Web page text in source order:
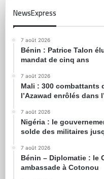
NewsExpress
7 août 2026
Bénin : Patrice Talon
mandat de cinq ans
7 août 2026
Mali : 300 combattants
l’Azawad enrôlés dans
7 août 2026
Nigéria : le
solde des militaires
7 août 2026
Bénin – Diplomatie : le
ambassade à Cotonou